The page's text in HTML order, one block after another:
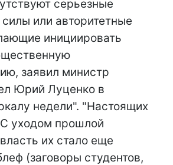
серьезные
или авторитетные
инициировать
заявил министр
Юрий Луценко в
недели". "Настоящих
уходом прошлой
их стало еще
(заговоры студентов,